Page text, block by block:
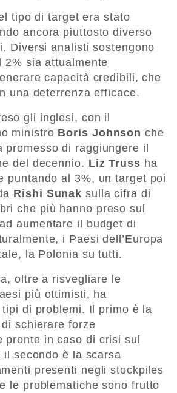
tipo di target era stato
ancora piuttosto diverso
Diversi analisti sostengono
2% sia attualmente
capacità credibili, che
una deterrenza efficace.
gli inglesi, con il
ministro Boris Johnson che
promesso di raggiungere il
del decennio. Liz Truss ha
puntando al 3%, un target poi
Rishi Sunak sulla cifra di
che più hanno preso sul
aumentare il budget di
i Paesi dell’Europa
la Polonia su tutti.
oltre a risvegliare le
più ottimisti, ha
di problemi. Il primo è la
schierare forze
pronte in caso di crisi sul
secondo è la scarsa
presenti negli stockpiles
le problematiche sono frutto